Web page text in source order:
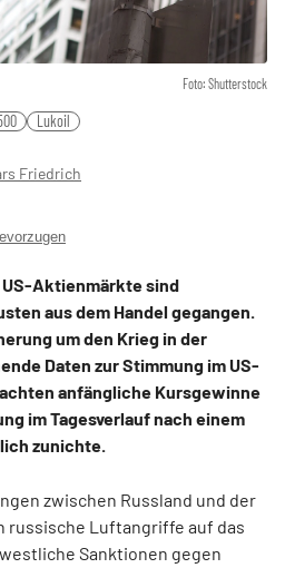
Foto: Shutterstock
Lukoil
Friedrich
Aktienmärkte sind
aus dem Handel gegangen.
um den Krieg in der
Daten zur Stimmung im US-
anfängliche Kursgewinne
im Tagesverlauf nach einem
zunichte.
zwischen Russland und der
russische Luftangriffe auf das
Sanktionen gegen